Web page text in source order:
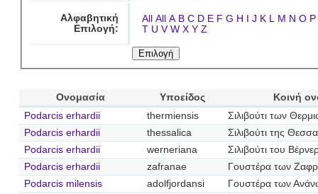
Αλφαβητική
Επιλογή:
All All A B C D E F G H I J K L M N O P
T U V W X Y Z
Ονομασία Υποείδος
Κοινή
Podarcis erhardii
thermiensis
Σιλιβούτι των
Podarcis erhardii
thessalica
Σιλιβούτι της
Podarcis erhardii
werneriana
Σιλιβούτι του
Podarcis erhardii
zafranae
Γουστέρα των
Podarcis milensis
adolfjordansi
Γουστέρα των